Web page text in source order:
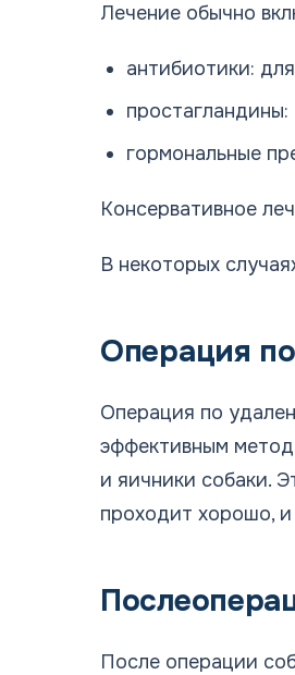
Лечение обычно
антибиотики:
гормональные
Консервативное
В некоторых
Операция
Операция по
эффективным
и яичники собаки.
проходит хорошо,
После операции